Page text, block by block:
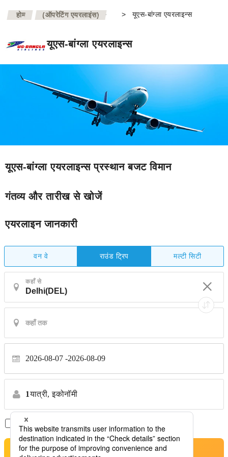
होम >
(ऑपरेटिंग एयरलाइंस) > यूएस-बांग्ला एयरलाइन्स
यूएस-बांग्ला एयरलाइन्स
यूएस-बांग्ला एयरलाइन्स प्रस्थान बजट विमान
गंतव्य और तारीख से खोजें
एयरलाइन जानकारी
वन वे राउंड ट्रिप मल्टी सिटी
कहाँ से
2026-08-07 2026-08-09
1यात्री, इकोनॉमी
सिर्फ़ डायरेक्ट फ़्लाइट *कोई स्थानांतरण नहीं
खोजें